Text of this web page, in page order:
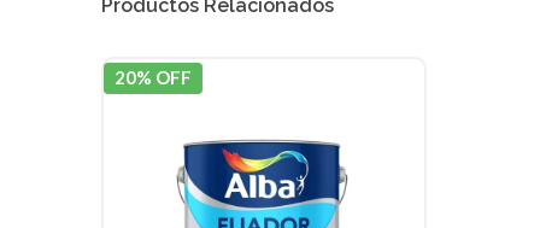
Productos Relacionados
20% OFF